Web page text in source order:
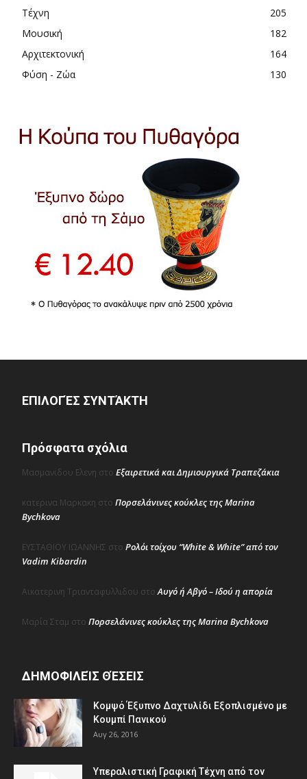
Τέχνη
205
Μουσική
182
Αρχιτεκτονική
164
Φύση - Ζώα
130
ΕΠΙΛΟΓΈΣ ΣΥΝΤΆΚΤΗ
Πρόσφατα σχόλια
Μασμανιδου Ελενη στο Εξαιρετικά και Δημιουργικά Τραπεζάκια
κατερινα Μαρκακη στο Πορσελάνινες κούκλες της Marina
Bychkova
ΕΥΣΤΑΘΙΟΥ ΙΩΑΝΝΗΣ στο Ρολόι τοίχου “White & White” από τον
Vadim Kibardin
Αικατερινη Τριανταφυλλιδου στοΑυγό ή Αβγό – Ιδού η απορία
Μαρία Σταμ στο Πορσελάνινες κούκλες της Marina Bychkova
ΔΗΜΟΦΙΛΕΊΣ ΘΈΣΕΙΣ
Κομψό Έξυπνο Δαχτυλίδι Εξοπλισμένο με
Κουμπί Πανικού
Αυγ 26, 2016
Υπεραλιστική Γραφική Τέχνη από τον